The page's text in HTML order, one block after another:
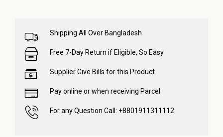
Shipping All Over Bangladesh
Free 7-Day Return if Eligible, So Easy
Supplier Give Bills for this Product.
Pay online or when receiving Parcel
For any Question Call: +8801911311112